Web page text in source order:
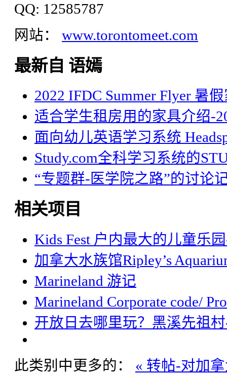
QQ: 12585787
网站： www.torontomeet.com
最新自 语嫣
2022 IFDC Summer Flyer 暑
适合学生租房用的家具介绍-
面向幼儿英语学习系统
Study.com全科学习系统的
“专题群-医学院之路”的讨论
相关项目
Kids Fest 户内最大的儿童乐
加拿大水族馆Ripley’s
Marineland 游记
Marineland Corporate code/
开放日去哪里玩？黑溪先祖
此类别中更多的：
« 转帖-对加